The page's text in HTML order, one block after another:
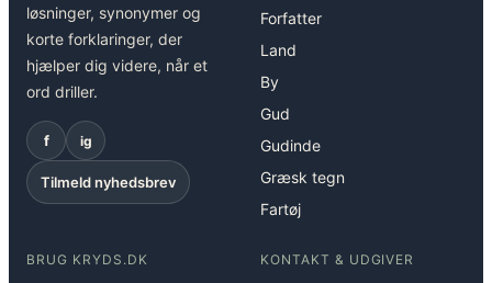
løsninger, synonymer og
korte forklaringer, der
hjælper dig videre, når et
ord driller.
f ig
Tilmeld nyhedsbrev
Forfatter
Land
By
Gud
Gudinde
Græsk tegn
Fartøj
BRUG KRYDS.DK KONTAKT & UDGIVER